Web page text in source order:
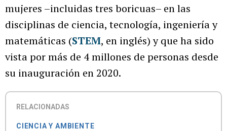
mujeres –incluidas tres boricuas– en las
disciplinas de ciencia, tecnología, ingeniería y
matemáticas (STEM, en inglés) y que ha sido
vista por más de 4 millones de personas desde
su inauguración en 2020.
RELACIONADAS
CIENCIA Y AMBIENTE